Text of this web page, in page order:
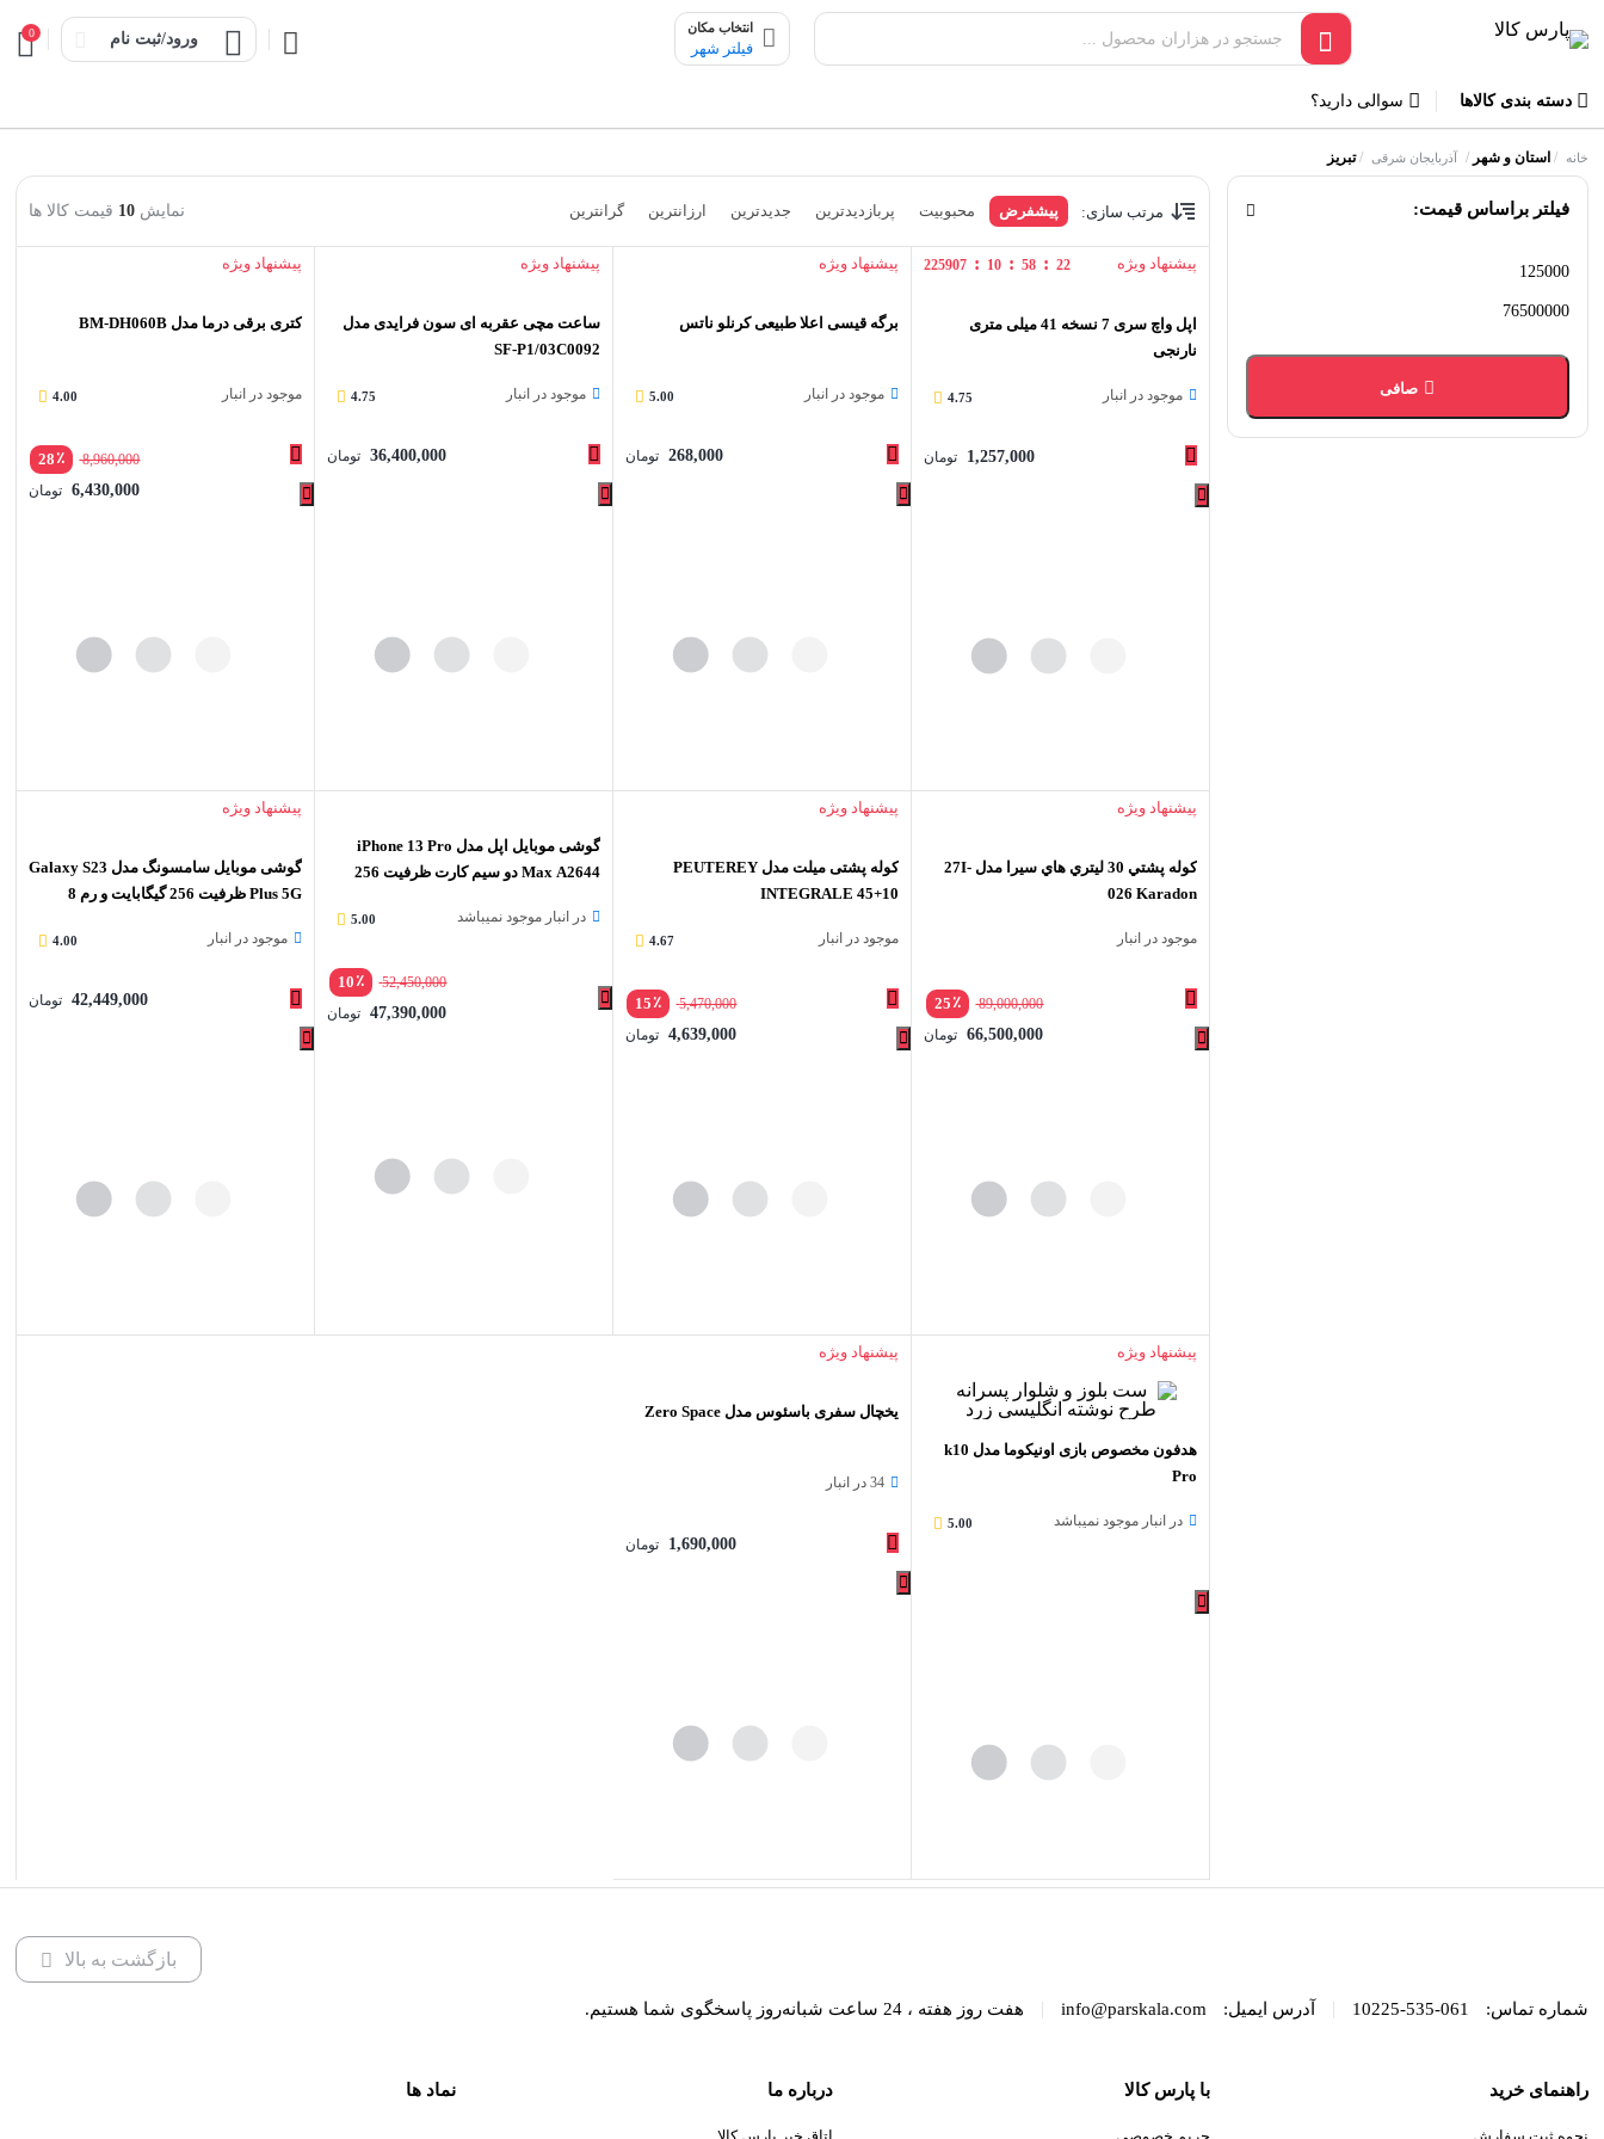
انتخاب مکان
فیلتر شهر
ورود/ثبت نام 0
دسته بندی کالاها سوالی دارید؟
خانه / استان و شهر / آذربایجان شرقی /تبریز
فیلتر براساس قیمت:
حداقل
قیمت
حداكثر
قيمت
صافی
مرتب سازی: پیشفرض محبوبیت پربازدیدترین جدیدترین ارزانترین گرانترین نمایش 10 قیمت کالا ها
پیشنهاد ویژه 225907 : 10 : 58 : 22
اپل واچ سری 7 نسخه 41 میلی متری
نارنجی
موجود در انبار 4.75
1,257,000 تومان
پیشنهاد ویژه
برگه قیسی اعلا طبیعی کرنلو ناتس
موجود در انبار 5.00
268,000 تومان
پیشنهاد ویژه
ساعت مچی عقربه ای سون فرایدی مدل
SF-P1/03C0092
موجود در انبار 4.75
36,400,000 تومان
پیشنهاد ویژه
کتری برقی درما مدل BM-DH060B
موجود در انبار 4.00
٪ 28 8,960,000
6,430,000 تومان
پیشنهاد ویژه
کوله پشتي 30 ليتري هاي سيرا مدل 27I-
026 Karadon
موجود در انبار
٪ 25 89,000,000
66,500,000 تومان
پیشنهاد ویژه
کوله پشتی میلت مدل PEUTEREY
INTEGRALE 45+10
موجود در انبار 4.67
٪ 15 5,470,000
4,639,000 تومان
گوشی موبایل اپل مدل iPhone 13 Pro
Max A2644 دو سیم‌ کارت ظرفیت 256
در انبار موجود نمیباشد 5.00
٪ 10 52,450,000
47,390,000 تومان
پیشنهاد ویژه
گوشی موبایل سامسونگ مدل Galaxy S23
Plus 5G ظرفیت 256 گیگابایت و رم 8
موجود در انبار 4.00
42,449,000 تومان
پیشنهاد ویژه
هدفون مخصوص بازی اونیکوما مدل k10
Pro
در انبار موجود نمیباشد 5.00
پیشنهاد ویژه
یخچال سفری باسئوس مدل Zero Space
34 در انبار
1,690,000 تومان
بازگشت به بالا
شماره تماس: 061-535-10225
| آدرس ایمیل: info@parskala.com
| هفت روز هفته ، 24 ساعت شبانه‌روز پاسخگوی شما هستیم.
راهنمای خرید با پارس کالا درباره ما نماد ها